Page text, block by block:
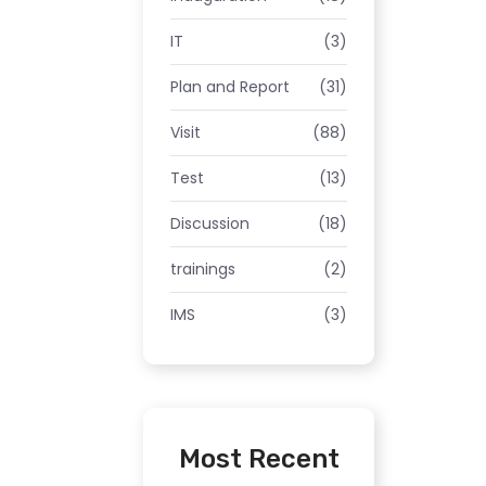
IT (3)
Plan and Report (31)
Visit (88)
Test (13)
Discussion (18)
trainings (2)
IMS (3)
Most Recent